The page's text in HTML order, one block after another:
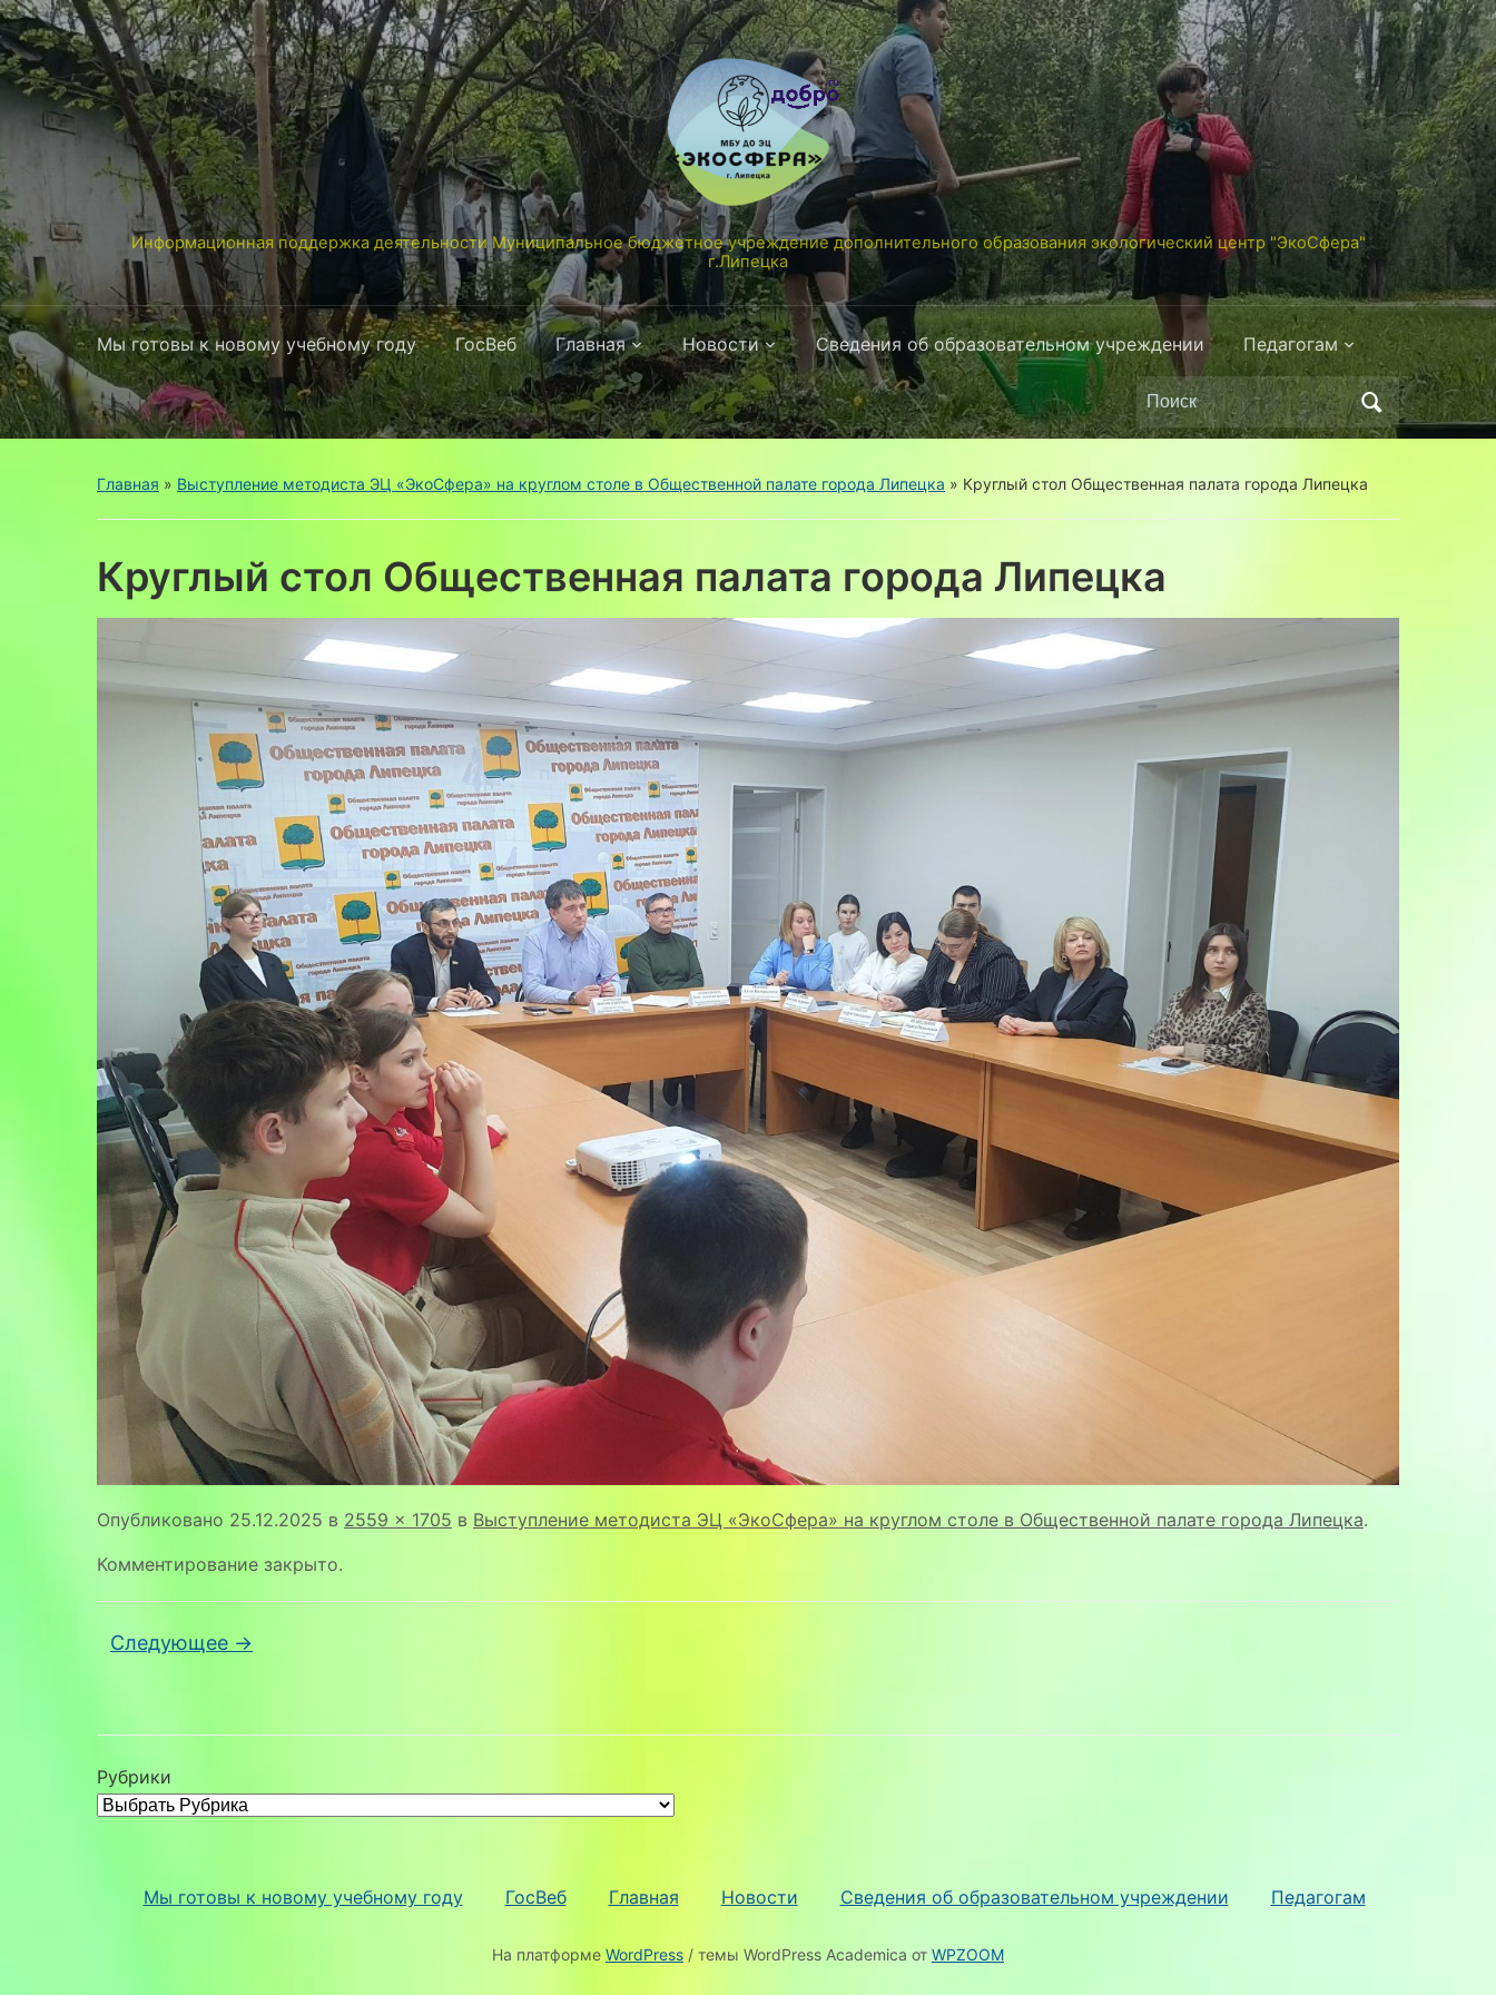
Информационная поддержка деятельности Муниципальное бюджетное учреждение дополнительного образования экологический центр "ЭкоСфера"
г.Липецка
Мы готовы к новому учебному году ГосВеб Главная Новости Сведения об образовательном учреждении Педагогам
Поиск
по:
Главная » Выступление методиста ЭЦ «ЭкоСфера» на круглом столе в Общественной палате города Липецка » Круглый стол Общественная палата города Липецка
Круглый стол Общественная палата города Липецка
Опубликовано 25.12.2025 в 2559 × 1705 в Выступление методиста ЭЦ «ЭкоСфера» на круглом столе в Общественной палате города Липецка.
Комментирование закрыто.
Следующее →
Рубрики
Мы готовы к новому учебному году ГосВеб Главная Новости Сведения об образовательном учреждении Педагогам
На платформе WordPress / темы WordPress Academica от WPZOOM